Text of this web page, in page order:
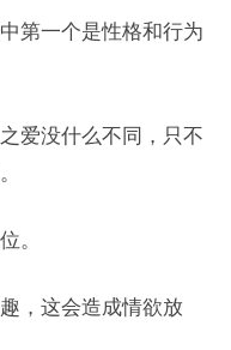
第一个是性格和行为
爱没什么不同，只不
。
，这会造成情欲放